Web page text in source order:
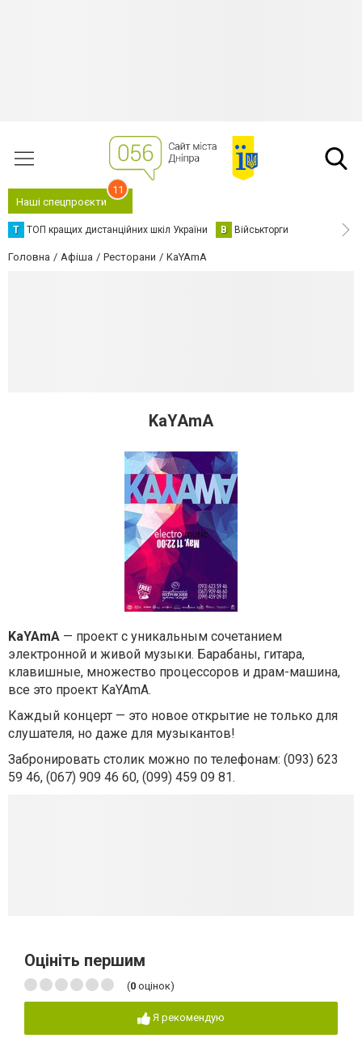
Наші спецпроєкти
11
Т ТОП кращих дистанційних шкіл України В Військторги
Головна Афіша Ресторани KaYAmA
KaYAmA
KaYAmA — проект с уникальным сочетанием
электронной и живой музыки. Барабаны, гитара,
клавишные, множество процессоров и драм-машина,
все это проект KaYAmA.
Каждый концерт — это новое открытие не только для
слушателя, но даже для музыкантов!
Забронировать столик можно по телефонам: (093) 623
59 46, (067) 909 46 60, (099) 459 09 81.
Оцініть першим
(0 оцінок)
Я рекомендую